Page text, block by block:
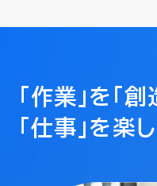
「作業」を「
「仕事」を楽